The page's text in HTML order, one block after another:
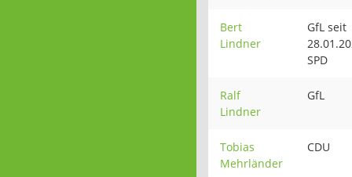
Bert
Lindner
GfL seit
SPD
Ralf
Lindner
GfL
Tobias
Mehrländer
CDU